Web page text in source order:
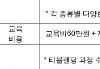
* 각 종류별 다양
교육
비용
교육비 60만원 +
* 티블렌딩 과정